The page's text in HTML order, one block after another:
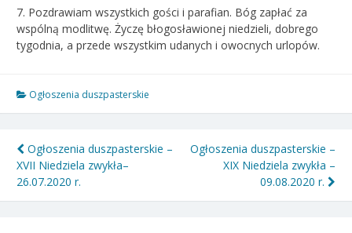
7. Pozdrawiam wszystkich gości i parafian. Bóg zapłać za
wspólną modlitwę. Życzę błogosławionej niedzieli, dobrego
tygodnia, a przede wszystkim udanych i owocnych urlopów.
Ogłoszenia duszpasterskie
Nawigacja
wpisu
Ogłoszenia duszpasterskie –
XVII Niedziela zwykła–
26.07.2020 r.
Ogłoszenia duszpasterskie –
XIX Niedziela zwykła –
09.08.2020 r.